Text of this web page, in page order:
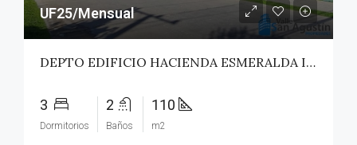
UF25/Mensual
DEPTO EDIFICIO HACIENDA ESMERALDA II – TALCA
3
Dormitorios
2
Baños
110
m2